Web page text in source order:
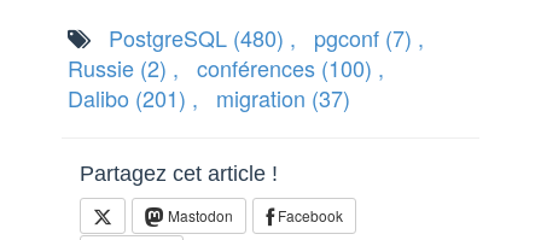
PostgreSQL (480) , pgconf (7) ,
Russie (2) , conférences (100) ,
Dalibo (201) , migration (37)
Partagez cet article !
Mastodon
Facebook